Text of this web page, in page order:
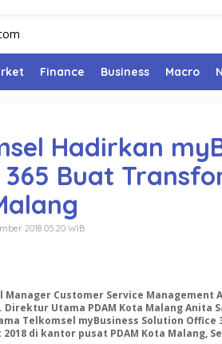
Finance Business Macro
Hadirkan
Buat
2018 05:20 WIB
Manager Customer Service Management
Direktur Utama PDAM Kota Malang
Telkomsel myBusiness Solution
2018 di kantor pusat PDAM Kota Malang,